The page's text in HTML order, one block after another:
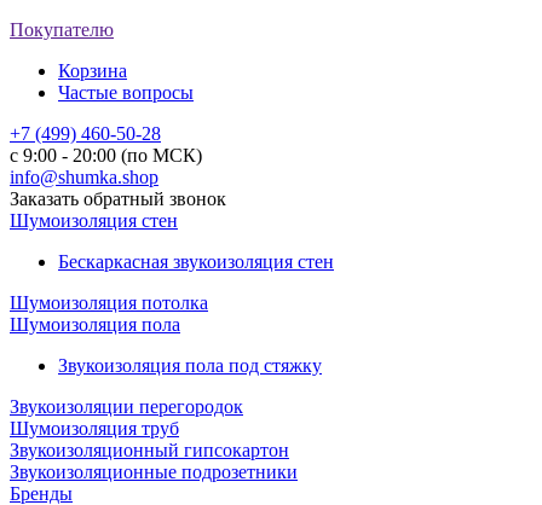
Покупателю
Корзина
Частые вопросы
+7 (499) 460-50-28
с 9:00 - 20:00 (по МСК)
info@shumka.shop
Заказать обратный звонок
Шумоизоляция стен
Бескаркасная звукоизоляция стен
Шумоизоляция потолка
Шумоизоляция пола
Звукоизоляция пола под стяжку
Звукоизоляции перегородок
Шумоизоляция труб
Звукоизоляционный гипсокартон
Звукоизоляционные подрозетники
Бренды